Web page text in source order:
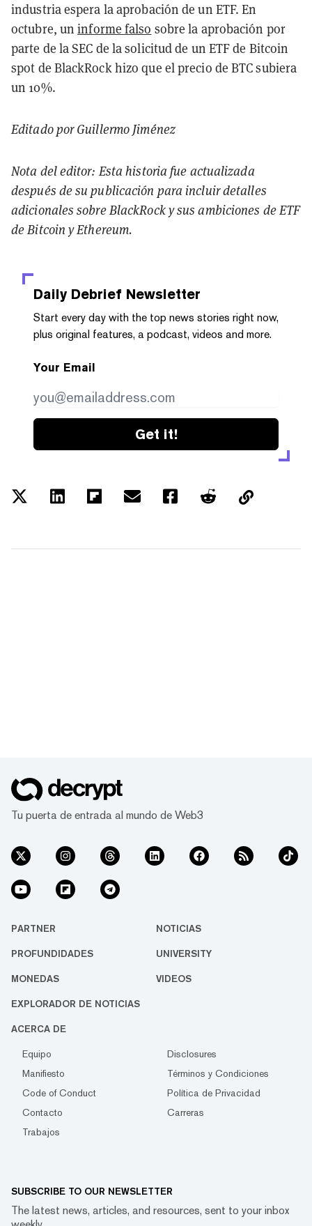
industria espera la aprobación de un ETF. En
octubre, uninforme falso sobre la aprobación por
parte de la SEC de la solicitud de un ETF de Bitcoin
spot de BlackRock hizo que el precio de BTC subiera
un 10%.
Editado por Guillermo Jiménez
Nota del editor: Esta historia fue actualizada
después de su publicación para incluir detalles
adicionales sobre BlackRock y sus ambiciones de ETF
de Bitcoin y Ethereum.
Daily Debrief Newsletter
Start every day with the top news stories right now,
plus original features, a podcast, videos and more.
Your Email
Get it!
Tu puerta de entrada al mundo de Web3
PARTNER NOTICIAS
PROFUNDIDADES UNIVERSITY
MONEDAS VIDEOS
EXPLORADOR DE NOTICIAS
ACERCA DE
Equipo
Disclosures
Manifiesto
Términos y Condiciones
Code of Conduct
Política de Privacidad
Contacto
Carreras
Trabajos
SUBSCRIBE TO OUR NEWSLETTER
The latest news, articles, and resources, sent to your inbox